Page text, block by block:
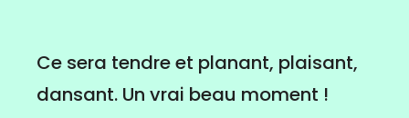
Ce sera tendre et planant, plaisant,
dansant. Un vrai beau moment !